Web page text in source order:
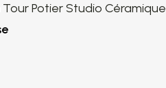
Potier Studio Céramique